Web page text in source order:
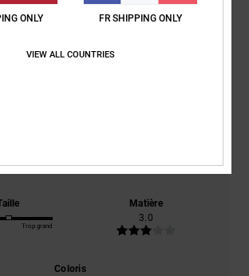
3.0
Trop grand
Matière
3.0
Coloris
ONLY FR SHIPPING ONLY
VIEW ALL COUNTRIES